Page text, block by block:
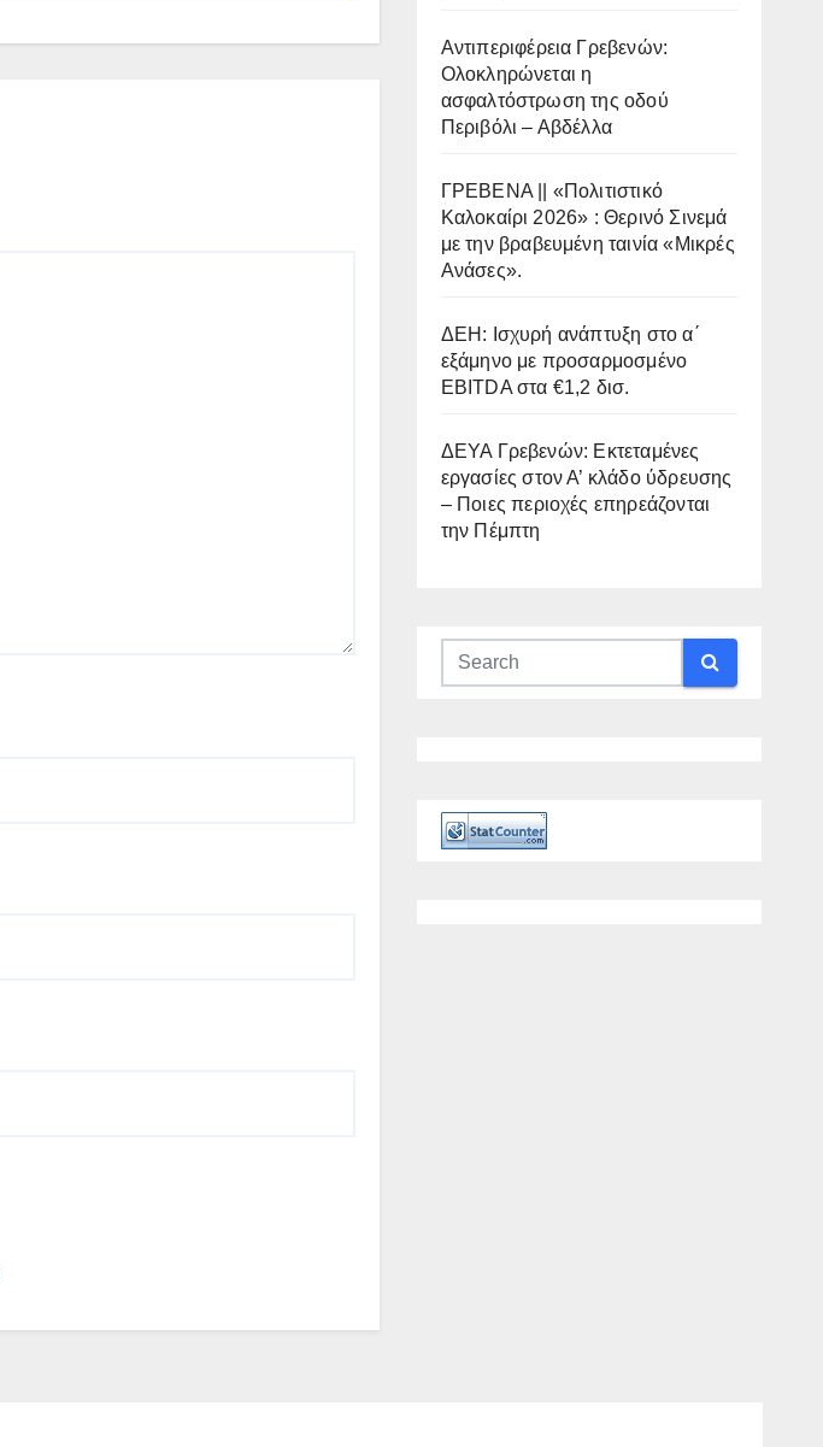
Αντιπεριφέρεια Γρεβενών:
Ολοκληρώνεται η
ασφαλτόστρωση της οδού
Περιβόλι – Αβδέλλα
ΓΡΕΒΕΝΑ || «Πολιτιστικό
Καλοκαίρι 2026» : Θερινό Σινεμά
με την βραβευμένη ταινία «Μικρές
Ανάσες».
ΔΕΗ: Ισχυρή ανάπτυξη στο α΄
εξάμηνο με προσαρμοσμένο
EBITDA στα €1,2 δισ.
ΔΕΥΑ Γρεβενών: Εκτεταμένες
εργασίες στον Α’ κλάδο ύδρευσης
– Ποιες περιοχές επηρεάζονται
την Πέμπτη